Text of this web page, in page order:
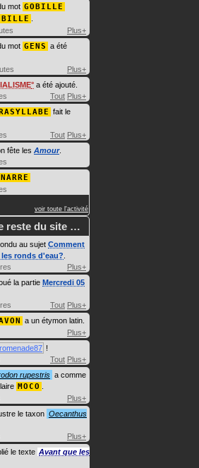
mot GOBILLE
BILLE
Plus+
mot GENS a été
Plus+
a été ajouté.
Tout Plus+
fait le
Tout Plus+
fête les Amour.
NARRE
voir toute l'activité
reste du site …
au sujet Comment
ronds d'eau?
Plus+
la partie Mercredi 05
Tout Plus+
a un étymon latin.
Plus+
!
Tout Plus+
rupestris a comme
MOCO
Plus+
le taxon Oecanthus
Plus+
le texte Avant que les